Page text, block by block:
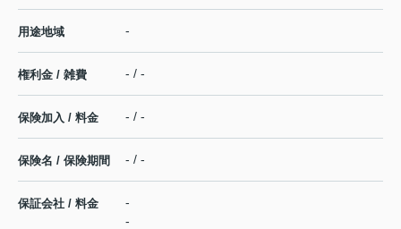
用途地域 -
権利金 / 雑費 - / -
保険加入 / 料金 - / -
保険名 / 保険期間 - / -
保証会社 / 料金
-
-